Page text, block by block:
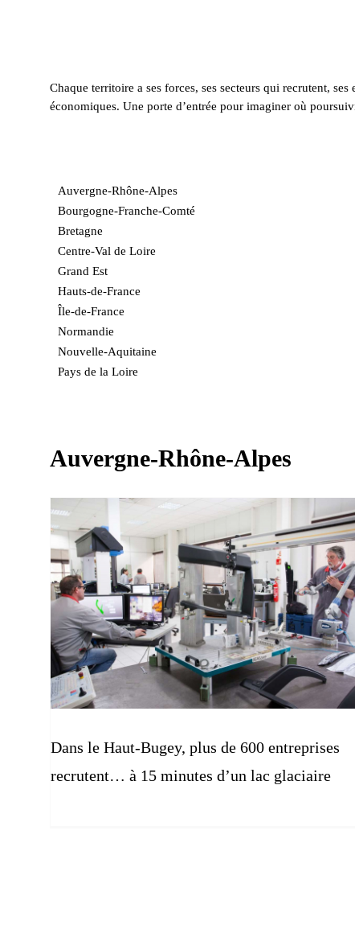
Chaque territoire a ses forces, ses secteurs qui recrutent,
économiques. Une porte d’entrée pour imaginer où
Auvergne-Rhône-Alpes
Bourgogne-Franche-Comté
Bretagne
Centre-Val de Loire
Grand Est
Hauts-de-France
Île-de-France
Normandie
Nouvelle-Aquitaine
Pays de la Loire
Auvergne-Rhône-Alpes
Dans le Haut-Bugey, plus de 600 entreprises
recrutent… à 15 minutes d’un lac glaciaire